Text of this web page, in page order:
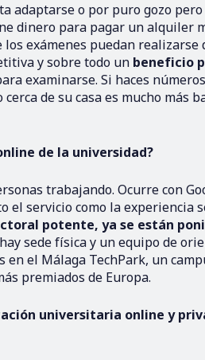
adaptarse o por puro gozo
dinero para pagar un alquiler
exámenes puedan realizarse
y sobre todo un beneficio
examinarse. Si haces
de su casa es mucho más
de la universidad?
trabajando. Ocurre con
el servicio como la experiencia
potente, ya se están
sede física y un equipo de
el Málaga TechPark, un
premiados de Europa.
universitaria online y